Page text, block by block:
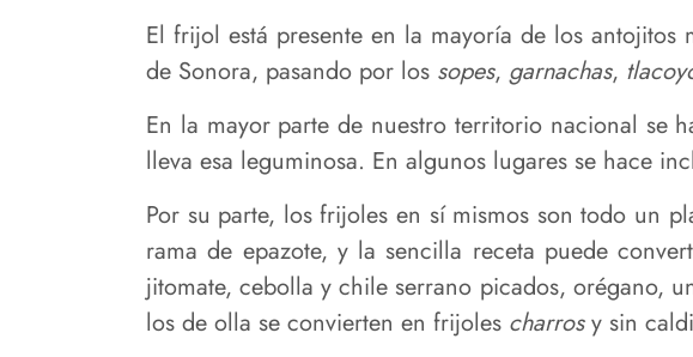
El frijol está presente en la mayoría de los antojitos
de Sonora, pasando por los sopes, garnachas,
En la mayor parte de nuestro territorio nacional se
lleva esa leguminosa. En algunos lugares se hace
Por su parte, los frijoles en sí mismos son todo un
rama de epazote, y la sencilla receta puede
jitomate, cebolla y chile serrano picados, orégano,
los de olla se convierten en frijoles charrosy sin